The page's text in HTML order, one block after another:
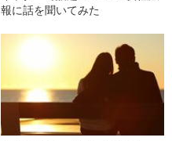
報に話を聞いてみた